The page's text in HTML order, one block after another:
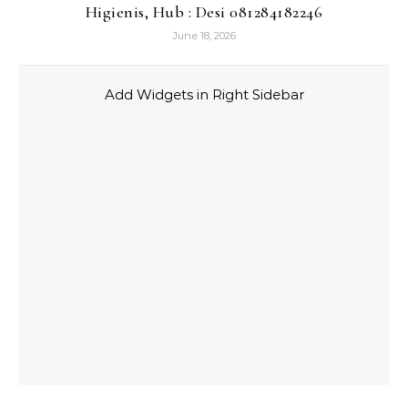
Higienis, Hub : Desi 081284182246
June 18, 2026
Add Widgets in Right Sidebar